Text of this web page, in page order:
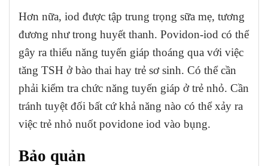
Hơn nữa, iod được tập trung trọng sữa mẹ, tương
đương như trong huyết thanh. Povidon-iod có thể
gây ra thiểu năng tuyến giáp thoáng qua với việc
tăng TSH ở bào thai hay trẻ sơ sinh. Có thể cần
phải kiểm tra chức năng tuyến giáp ở trẻ nhỏ. Cần
tránh tuyệt đối bất cứ khả năng nào có thể xảy ra
việc trẻ nhỏ nuốt povidone iod vào bụng.
Bảo quản